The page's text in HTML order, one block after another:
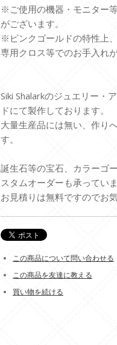
※ご使用の機器・モニター
がございます。
※ピンクゴールドの特性上
専用クロス等でのお手入れ
Siki Shalarkのジュエリー・
ドにて製作しております。
大量生産品には無い、作り
す。
誕生石等の宝石、カラーゴ
スタムオーダーも承ってい
お見積りは無料ですのでお
この商品について問い合わせる
この商品を友達に教える
買い物を続ける